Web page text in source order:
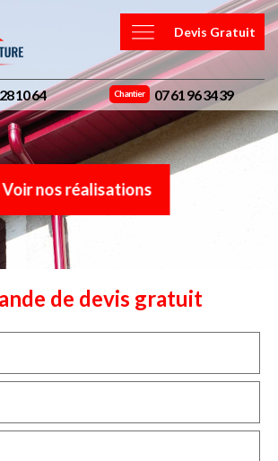
Devis Gratuit
10 64 Chantier 07 61 96 34 39
Voir nos réalisations
de devis gratuit